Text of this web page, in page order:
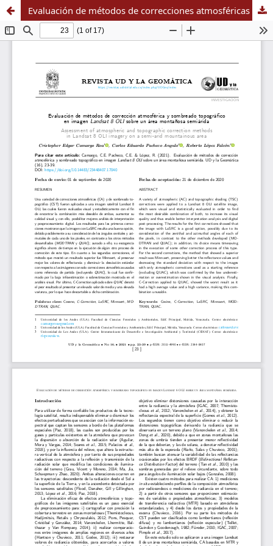
Evaluación de métodos de correcciones atmosféricas y sombreado topográfico en imagen Landsat 8 OLI sobre un área montañosa semiárida